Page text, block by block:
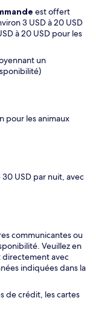
est offert
3 USD à 20 USD
à 20 USD pour les
un
pour les animaux
USD par nuit, avec
communicantes ou
Veuillez en
directement avec
indiquées dans la
de crédit, les cartes